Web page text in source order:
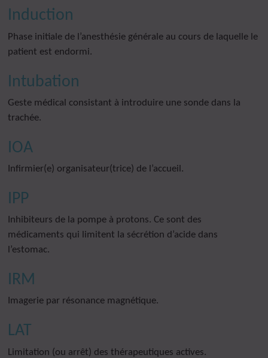
Induction
Phase initiale de l’anesthésie générale au cours de laquelle le
patient est endormi.
Intubation
Geste médical consistant à introduire une sonde dans la
trachée.
IOA
Infirmier(e) organisateur(trice) de l’accueil.
IPP
Inhibiteurs de la pompe à protons. Ce sont des
médicaments qui limitent la sécrétion d’acide dans
l’estomac.
IRM
Imagerie par résonance magnétique.
LAT
Limitation (ou arrêt) des thérapeutiques actives.